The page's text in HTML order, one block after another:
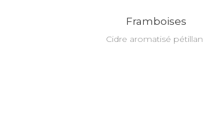
Framboises
Cidre aromatisé